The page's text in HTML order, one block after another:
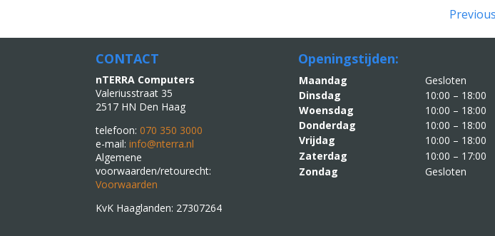
Previous
CONTACT
nTERRA Computers
Valeriusstraat 35
2517 HN Den Haag
telefoon:070 350 3000
e-mail:info@nterra.nl
Algemene
voorwaarden/retourecht:
Voorwaarden
KvK Haaglanden: 27307264
Openingstijden:
Maandag
Gesloten
Dinsdag
10:00 – 18:00
Woensdag
10:00 – 18:00
Donderdag
10:00 – 18:00
Vrijdag
10:00 – 18:00
Zaterdag
10:00 – 17:00
Zondag
Gesloten